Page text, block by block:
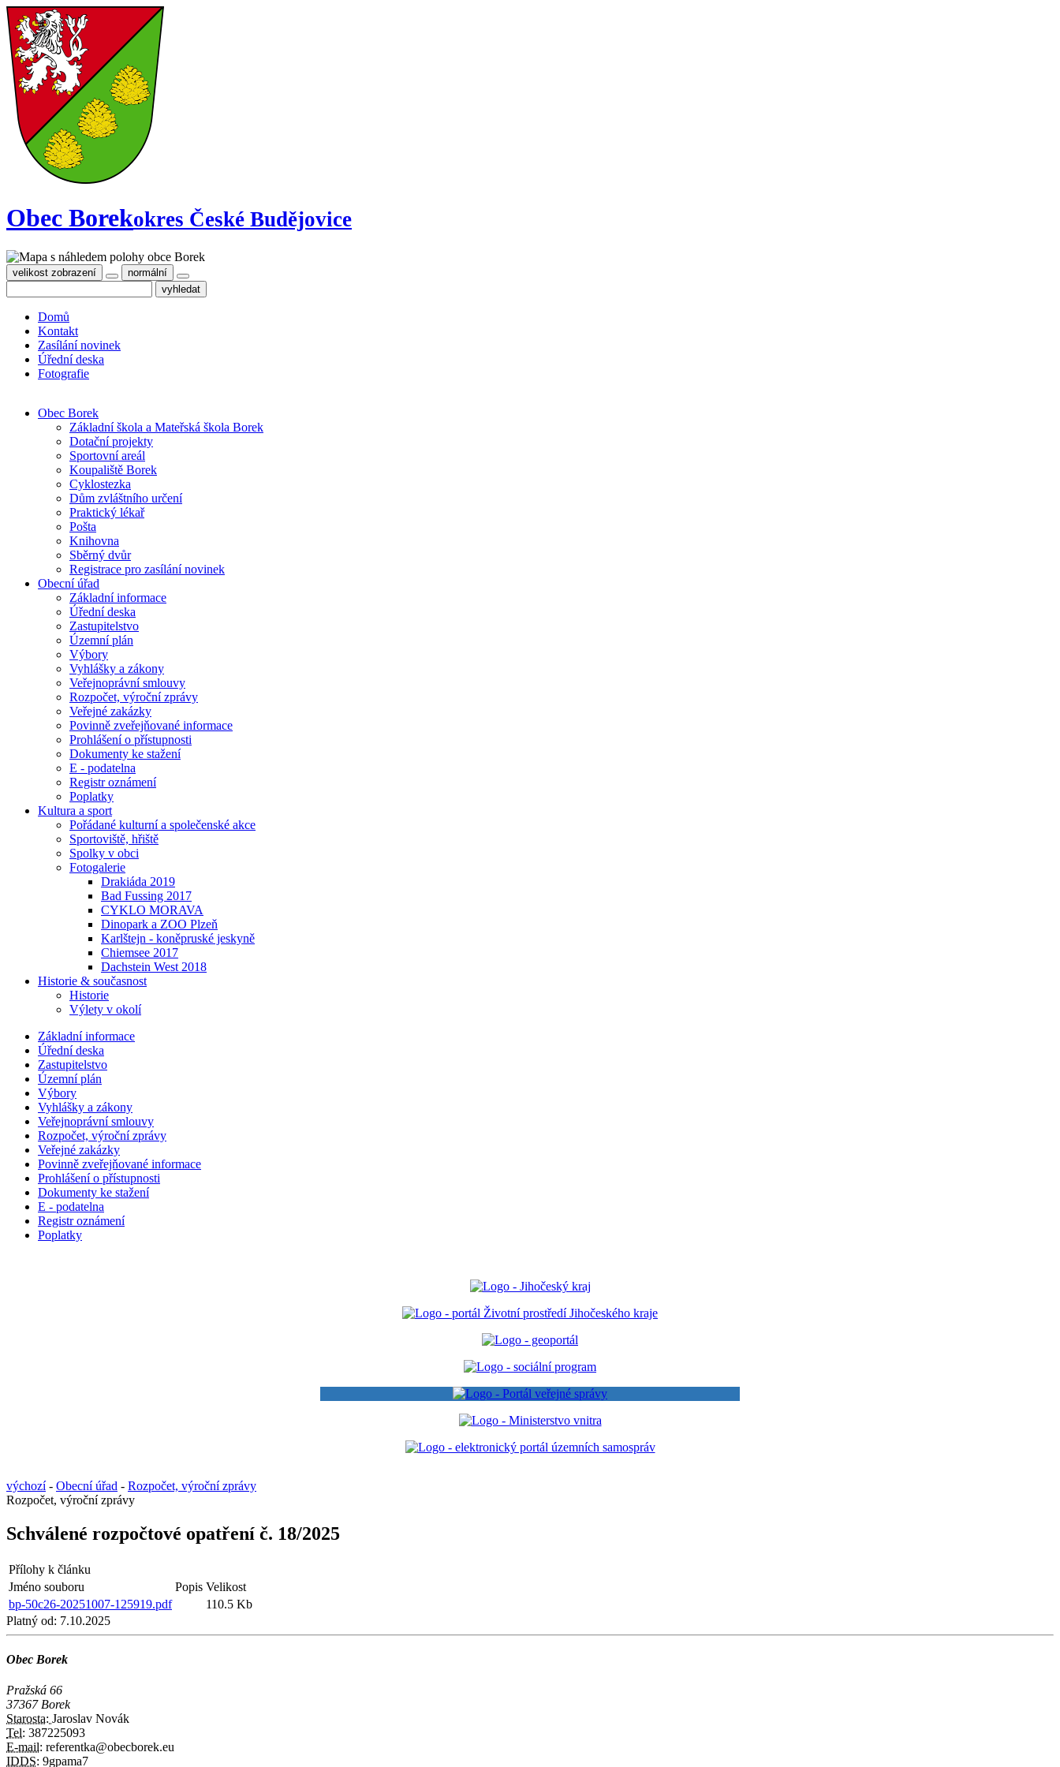
Obec Borekokres České Budějovice
velikost zobrazení normální
Domů
Kontakt
Zasílání novinek
Úřední deska
Fotografie
Obec Borek
Základní škola a Mateřská škola Borek
Dotační projekty
Sportovní areál
Koupaliště Borek
Cyklostezka
Dům zvláštního určení
Praktický lékař
Pošta
Knihovna
Sběrný dvůr
Registrace pro zasílání novinek
Obecní úřad
Základní informace
Úřední deska
Zastupitelstvo
Územní plán
Výbory
Vyhlášky a zákony
Veřejnoprávní smlouvy
Rozpočet, výroční zprávy
Veřejné zakázky
Povinně zveřejňované informace
Prohlášení o přístupnosti
Dokumenty ke stažení
E - podatelna
Registr oznámení
Poplatky
Kultura a sport
Pořádané kulturní a společenské akce
Sportoviště, hřiště
Spolky v obci
Fotogalerie
Drakiáda 2019
Bad Fussing 2017
CYKLO MORAVA
Dinopark a ZOO Plzeň
Karlštejn - koněpruské jeskyně
Chiemsee 2017
Dachstein West 2018
Historie & současnost
Historie
Výlety v okolí
Základní informace
Úřední deska
Zastupitelstvo
Územní plán
Výbory
Vyhlášky a zákony
Veřejnoprávní smlouvy
Rozpočet, výroční zprávy
Veřejné zakázky
Povinně zveřejňované informace
Prohlášení o přístupnosti
Dokumenty ke stažení
E - podatelna
Registr oznámení
Poplatky
výchozí- Obecní úřad - Rozpočet, výroční zprávy
Rozpočet, výroční zprávy
Schválené rozpočtové opatření č. 18/2025
Přílohy k článku
Jméno souboru
Popis Velikost
bp-50c26-20251007-125919.pdf
110.5 Kb
Platný od: 7.10.2025
Obec Borek
Pražská 66
37367 Borek
Starosta: Jaroslav Novák
Tel: 387225093
E-mail: referentka@obecborek.eu
IDDS: 9gpama7